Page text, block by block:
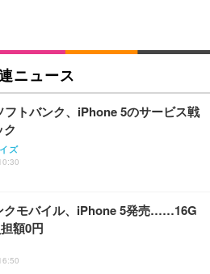
スチェア デスクチェア 疲れない テレ
強化バックレスト 30度ロッキング機
ドレスト ハンガー付き 高反発クッシ
通気性メッシュ ゲーミング/勉強/事
パソコンチェア (ブラック)
スチェア デスクチェア 疲れない テレ
ドレスト ハンガー付き 高反発クッシ
通気性メッシュ ゲーミング/勉強/事
パソコンチェア (ホワイト)
ィスチェア デスクチェア 肘なし メ
ゲーミングモニター DualSense 充電
CFI-ZDM1J）
】Dell E2724HS 27インチ 液晶モニタ
ビジネス向け
280Hz/FHD】GRAPHT THE S
イフ ネオ・オムツ L 中型犬用 26枚入
マートベーシック) 【Amazon.co.jp
ヤマ ペットシーツ 超厚型 お徳用 レギ
ニュース
フトバンク、iPhone 5のサービス戦
ズ
クモバイル、iPhone 5発売……16G
額0円